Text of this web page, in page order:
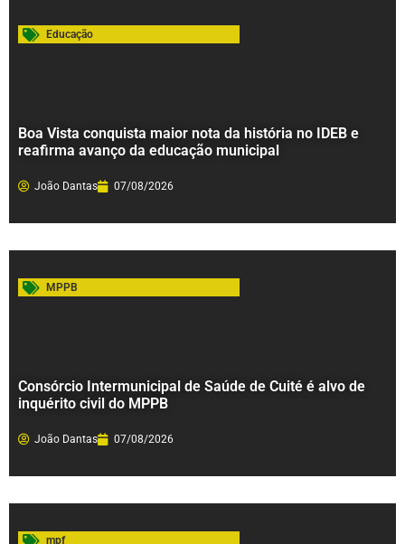
Educação
Boa Vista conquista maior nota da história no IDEB e
reafirma avanço da educação municipal
João Dantas 07/08/2026
MPPB
Consórcio Intermunicipal de Saúde de Cuité é alvo de
inquérito civil do MPPB
João Dantas 07/08/2026
mpf